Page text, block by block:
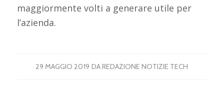
maggiormente volti a generare utile per
l’azienda.
29 MAGGIO 2019 DAREDAZIONE NOTIZIE TECH